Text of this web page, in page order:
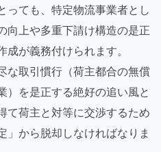
っても、特定物流事業者とし
向上や多重下請け構造の是正
成が義務付けられます。
な取引慣行（荷主都合の無償
）を是正する絶好の追い風と
て荷主と対等に交渉するため
」から脱却しなければなりま